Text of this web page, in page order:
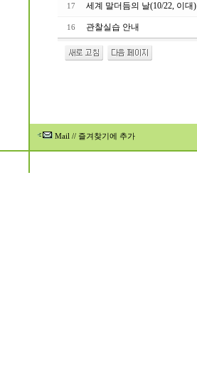
17 세계 말더듬의 날(10/22, 이대)
16 관찰실습 안내
Mail // 즐겨찾기에 추가